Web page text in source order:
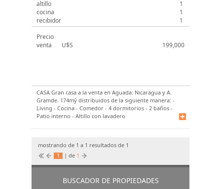
altillo
1
cocina
1
recibidor
1
Precio
venta
U$S 199,000
CASA Gran casa a la venta en Aguada: Nicaragua y A.
Gramde. 174mý distribuidos de la siguiente manera: -
Living - Cocina - Comedor - 4 dormitorios - 2 baños -
Patio interno - Altillo con lavadero
mostrando de 1 a 1 resultados de 1
1
| de 1
BUSCADOR DE PROPIEDADES